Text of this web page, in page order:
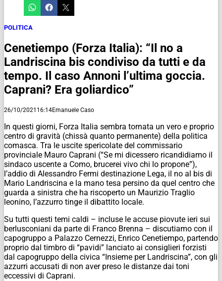
POLITICA
Cenetiempo (Forza Italia): “Il no a
Landriscina bis condiviso da tutti e da
tempo. Il caso Annoni l’ultima goccia.
Caprani? Era goliardico”
26/10/2021 16:14Emanuele Caso
In questi giorni, Forza Italia sembra tornata un vero e proprio
centro di gravità (chissà quanto permanente) della politica
comasca. Tra le uscite spericolate del commissario
provinciale Mauro Caprani (“Se mi dicessero ricandidiamo il
sindaco uscente a Como, brucerei vivo chi lo propone”),
l’addio di Alessandro Fermi destinazione Lega, il no al bis di
Mario Landriscina e la mano tesa persino da quel centro che
guarda a sinistra che ha riscoperto un Maurizio Traglio
leonino, l’azzurro tinge il dibattito locale.
Su tutti questi temi caldi – incluse le accuse piovute ieri sui
berlusconiani da parte di Franco Brenna – discutiamo con il
capogruppo a Palazzo Cernezzi, Enrico Cenetiempo, partendo
proprio dal timbro di “pavidi” lanciato ai consiglieri forzisti
dal capogruppo della civica “Insieme per Landriscina”, con gli
azzurri accusati di non aver preso le distanze dai toni
eccessivi di Caprani.